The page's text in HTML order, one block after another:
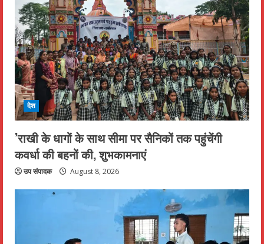
देश
’राखी के धागों के साथ सीमा पर सैनिकों तक पहुंचेंगी
कवर्धा की बहनों की, शुभकामनाएं
उप संपादक August 8, 2026